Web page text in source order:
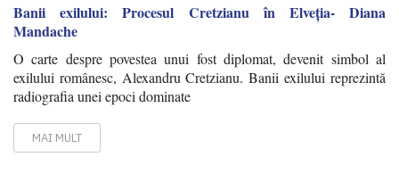
Banii exilului: Procesul Cretzianu în Elveția- Diana
Mandache
O carte despre povestea unui fost diplomat, devenit simbol al
exilului românesc, Alexandru Cretzianu. Banii exilului reprezintă
radiografia unei epoci dominate
MAI MULT